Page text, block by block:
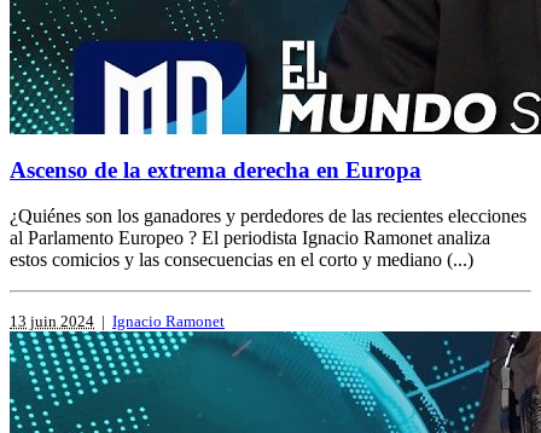
Ascenso de la extrema derecha en Europa
¿Quiénes son los ganadores y perdedores de las recientes elecciones
al Parlamento Europeo ? El periodista Ignacio Ramonet analiza
estos comicios y las consecuencias en el corto y mediano (...)
13 juin 2024 | Ignacio Ramonet